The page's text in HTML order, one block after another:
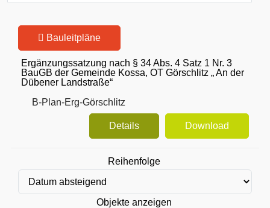
Bauleitpläne
Ergänzungssatzung nach § 34 Abs. 4 Satz 1 Nr. 3
BauGB der Gemeinde Kossa, OT Görschlitz „ An der
Dübener Landstraße“
B-Plan-Erg-Görschlitz
Download
Details
Reihenfolge
Objekte anzeigen